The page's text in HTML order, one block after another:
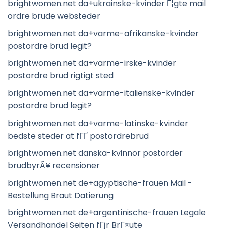
brightwomen.net da+ukrainske-kvinder Г¦gte mail
ordre brude websteder
brightwomen.net da+varme-afrikanske-kvinder
postordre brud legit?
brightwomen.net da+varme-irske-kvinder
postordre brud rigtigt sted
brightwomen.net da+varme-italienske-kvinder
postordre brud legit?
brightwomen.net da+varme-latinske-kvinder
bedste steder at fГҐ postordrebrud
brightwomen.net danska-kvinnor postorder
brudbyrÃ¥ recensioner
brightwomen.net de+agyptische-frauen Mail -
Bestellung Braut Datierung
brightwomen.net de+argentinische-frauen Legale
Versandhandel Seiten fГјr BrГ¤ute